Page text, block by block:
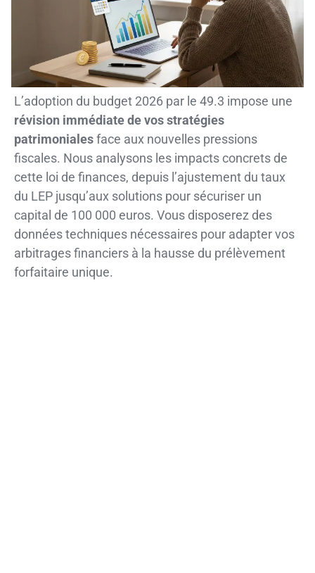
L’adoption du budget 2026 par le 49.3 impose une
révision immédiate de vos stratégies
patrimonialesface aux nouvelles pressions
fiscales. Nous analysons les impacts concrets de
cette loi de finances, depuis l’ajustement du taux
du LEP jusqu’aux solutions pour sécuriser un
capital de 100 000 euros. Vous disposerez des
données techniques nécessaires pour adapter vos
arbitrages financiers à la hausse du prélèvement
forfaitaire unique.